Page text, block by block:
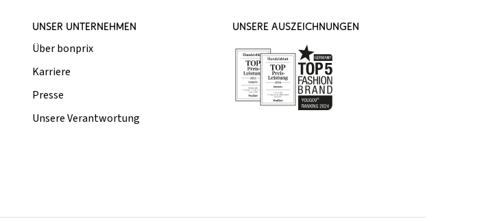
UNSER UNTERNEHMEN
Über bonprix
Karriere
Presse
Unsere Verantwortung
UNSERE AUSZEICHNUNGEN